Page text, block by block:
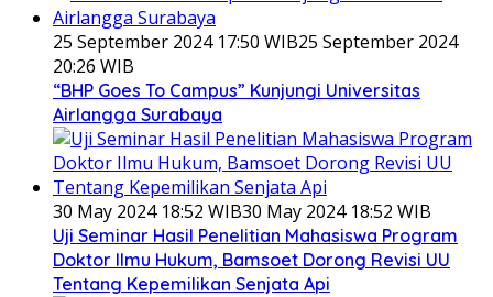
25 September 2024 17:50 WIB25 September 2024
20:26 WIB
“BHP Goes To Campus” Kunjungi Universitas
Airlangga Surabaya
30 May 2024 18:52 WIB30 May 2024 18:52 WIB
Uji Seminar Hasil Penelitian Mahasiswa Program
Doktor Ilmu Hukum, Bamsoet Dorong Revisi UU
Tentang Kepemilikan Senjata Api